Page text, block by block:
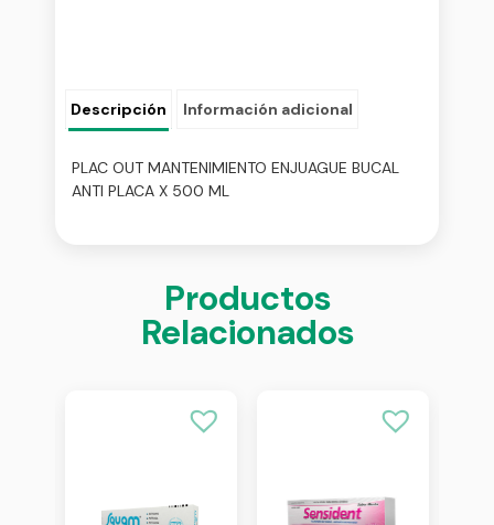
Descripción Información adicional
PLAC OUT MANTENIMIENTO ENJUAGUE BUCAL
ANTI PLACA X 500 ML
Productos
Relacionados